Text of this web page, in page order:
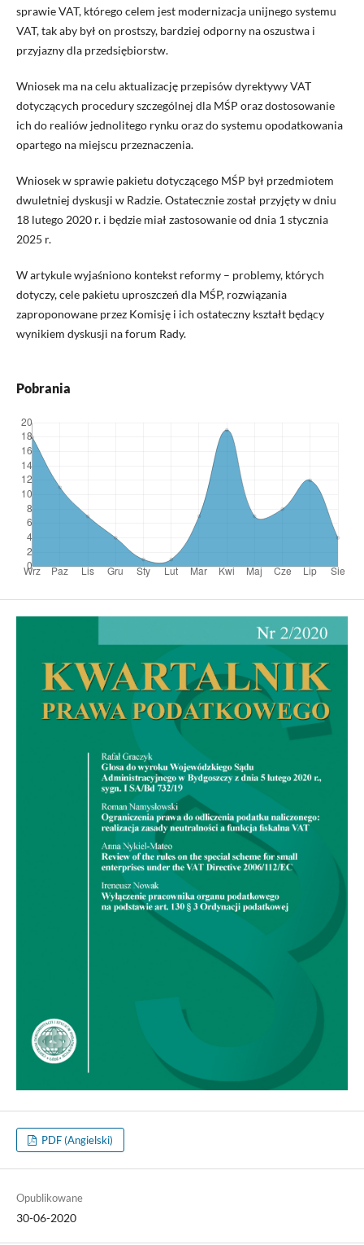
sprawie VAT, którego celem jest modernizacja unijnego systemu
VAT, tak aby był on prostszy, bardziej odporny na oszustwa i
przyjazny dla przedsiębiorstw.
Wniosek ma na celu aktualizację przepisów dyrektywy VAT
dotyczących procedury szczególnej dla MŚP oraz dostosowanie
ich do realiów jednolitego rynku oraz do systemu opodatkowania
opartego na miejscu przeznaczenia.
Wniosek w sprawie pakietu dotyczącego MŚP był przedmiotem
dwuletniej dyskusji w Radzie. Ostatecznie został przyjęty w dniu
18 lutego 2020 r. i będzie miał zastosowanie od dnia 1 stycznia
2025 r.
W artykule wyjaśniono kontekst reformy – problemy, których
dotyczy, cele pakietu uproszczeń dla MŚP, rozwiązania
zaproponowane przez Komisję i ich ostateczny kształt będący
wynikiem dyskusji na forum Rady.
Pobrania
PDF (Angielski)
Opublikowane
30-06-2020